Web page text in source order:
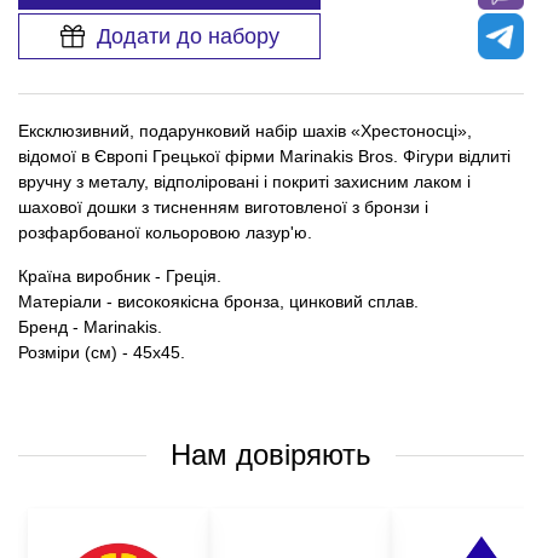
Додати до набору
Ексклюзивний, подарунковий набір шахів «Хрестоносці»,
відомої в Європі Грецької фірми Marinakis Bros. Фігури відлиті
вручну з металу, відполіровані і покриті захисним лаком і
шахової дошки з тисненням виготовленої з бронзи і
розфарбованої кольоровою лазур'ю.
Країна виробник - Греція.
Матеріали - високоякісна бронза, цинковий сплав.
Бренд - Marinakis.
Розміри (см) - 45х45.
Нам довіряють